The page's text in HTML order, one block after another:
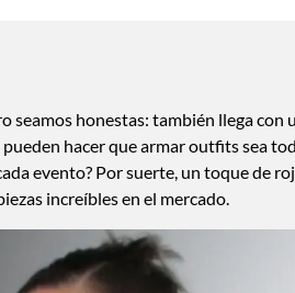
seamos honestas: también llega con
hacer que armar outfits sea
evento? Por suerte, un toque de
increíbles en el mercado.